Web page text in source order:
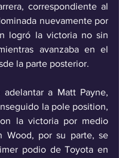
correspondiente al
nuevamente por
logró la victoria no sin
avanzaba en el
la parte posterior.
adelantar a Matt Payne,
la pole position,
la victoria por medio
Wood, por su parte, se
podio de Toyota en